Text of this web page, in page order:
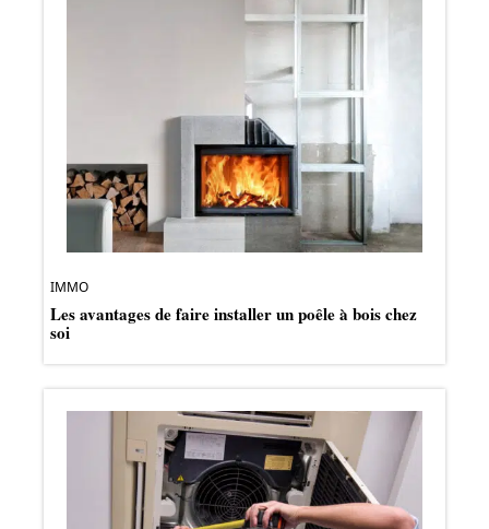
IMMO
Les avantages de faire installer un poêle à bois chez
soi